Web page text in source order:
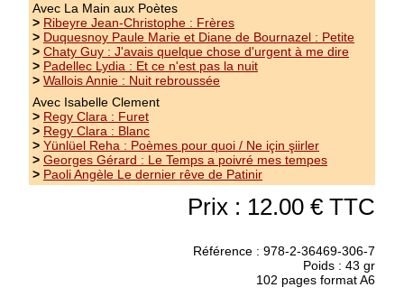
Bouchet Jacqueline : L'Arbre du vent
Collection La Main aux Poètes - Prix Poésie21
(2022)de la Fondation Saint-John Perse d’Aix-
en-Provence Postface de Jean-Pierre Lemaire
Il s’est jeté à corps perdu dans la ramure de
l’arbre mort il s’est griffé il s’est blessé en...
(suite)
Prix : 10.00 €
Avec La Main aux Poètes
> Ribeyre Jean-Christophe : Frères
> Duquesnoy Paule Marie et Diane de Bournazel : Petite
> Chaty Guy : J'avais quelque chose d'urgent à me dire
> Padellec Lydia : Et ce n'est pas la nuit
> Wallois Annie : Nuit rebroussée
Avec Isabelle Clement
> Regy Clara : Furet
> Regy Clara : Blanc
> Yünlüel Reha : Poèmes pour quoi / Ne için şiirler
> Georges Gérard : Le Temps a poivré mes tempes
> Paoli Angèle Le dernier rêve de Patinir
Prix : 12.00 € TTC
Référence : 978-2-36469-306-7
Poids : 43 gr
102 pages format A6